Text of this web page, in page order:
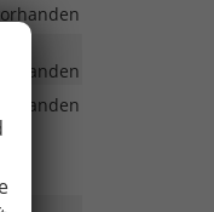
vorhanden